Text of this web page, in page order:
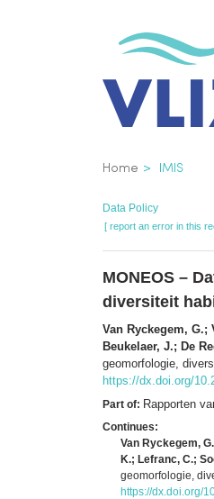
Home IMIS
Data Policy
[ report an error in this
MONEOS –
diversiteit
Van Ryckegem, G.;
Beukelaer, J.; De
geomorfologie,
https://dx.doi.org/
Part of: Rapporten
Continues:
Van Ryckegem,
K.; Lefranc, C.;
geomorfologie,
https://dx.doi.org/